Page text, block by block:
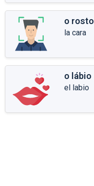
o rosto
la cara
o lábio
el labio